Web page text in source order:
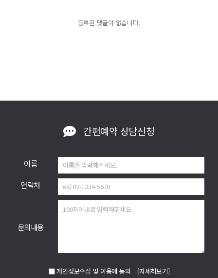
등록된 댓글이 없습니다.
간편예약상담신청
이름
연락처
문의내용
개인정보수집 및 이용에 동의 [자세히보기]